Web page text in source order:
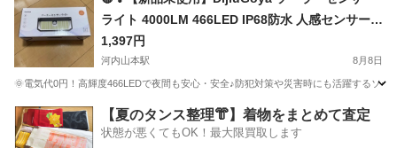
ライト 4000LM 466LED IP68防水 人感センサー
屋外ライト ガーデンライト 防犯ライト ソーラー
ライト 自動点灯 太陽光発電 玄関 駐車場 庭 ベラン
ダ 壁掛け 防災 停電対策
1,397円
河内山本駅 8月8日
🌞電気代0円！高輝度466LEDで夜間も安心・安全♪防犯対策や災害時にも活躍するソ
大阪 八尾市 河内山本駅 照明器具
【夏のタンス整理👘】着物をまとめて査定
状態が悪くてもOK！最大限買取します